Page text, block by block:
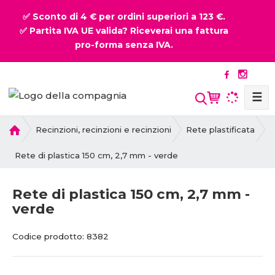
✅ Sconto di 4 € per ordini superiori a 123 €.
✅ Partita IVA UE valida? Riceverai una fattura
pro-forma senza IVA.
☰
i
p
a
i
Recinzioni, recinzioni e recinzioni Rete plastificata
Rete di plastica 150 cm, 2,7 mm - verde
Rete di plastica 150 cm, 2,7 mm -
verde
Codice prodotto: 8382